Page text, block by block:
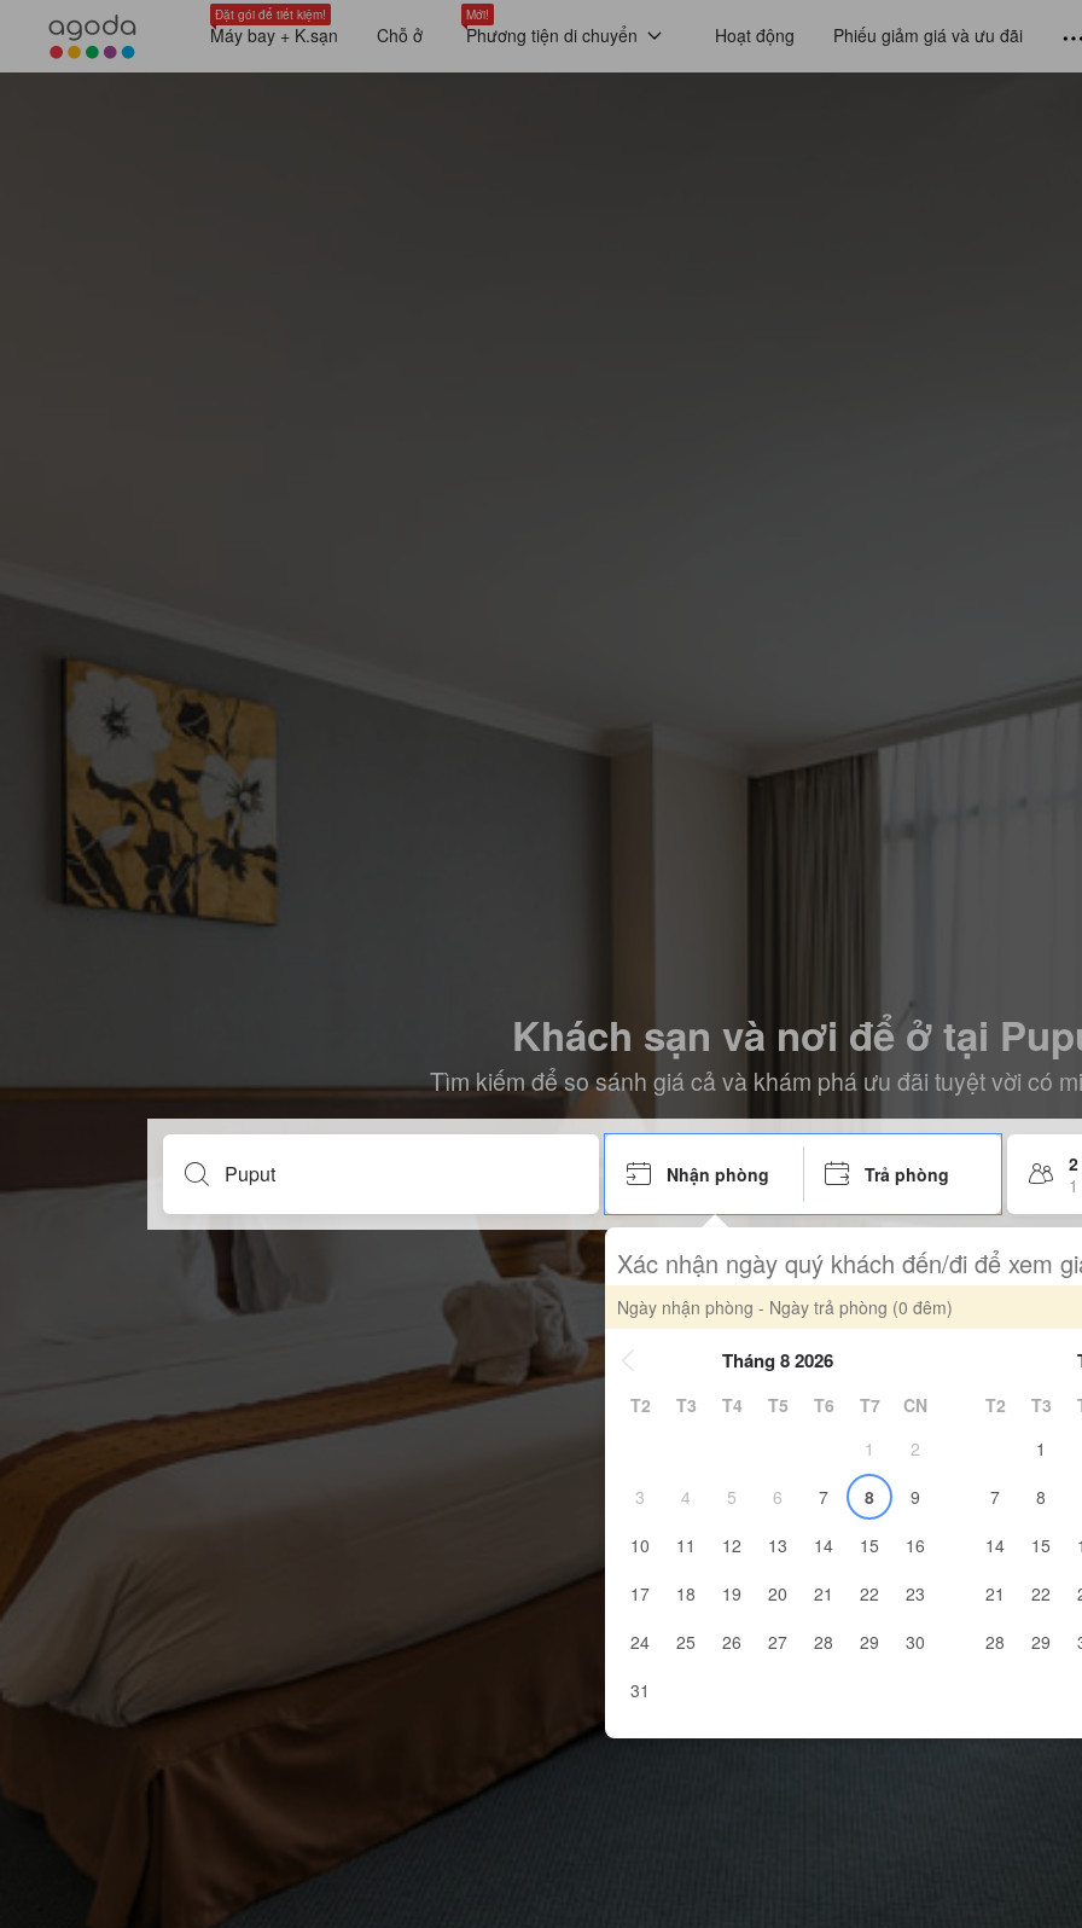
Đặt gói để tiết kiệm!
Máy bay + K.sạn Chỗ ở
Mới!
Phương tiện di chuyển Hoạt động Phiếu giảm giá và ưu đãi
Khách sạn và nơi để ở tại
Tìm kiếm để so sánh giá cả và khám phá ưu đãi tuyệt vời có
Nhận phòng Trả phòng
Xác nhận ngày quý khách đến/đi để xem
Ngày nhận phòng - Ngày trả phòng (0 đêm)
Tháng 8 2026
T2 T3 T4 T5 T6 T7
CN
1
2
3
4 5 6 7 8
9
10
11 12 13 14 15
16
17
18 19 20 21 22
23
24
25 26 27 28 29
30
31
T2 T3
1
7
8
14
15
21
22
28
29